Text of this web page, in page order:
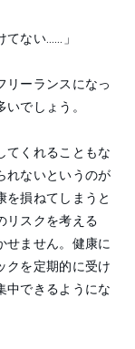
てない……」
リーランスになっ
でしょう。
てくれることもな
れないというのが
を損ねてしまうと
リスクを考える
せません。健康に
クを定期的に受け
中できるようにな